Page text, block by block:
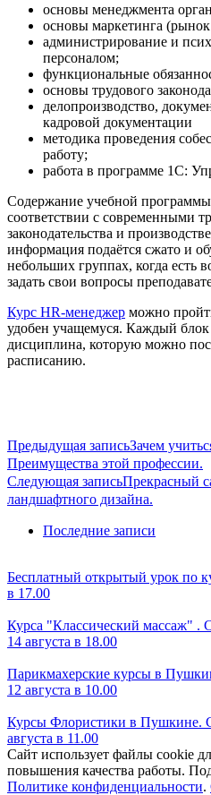
основы менеджмента
основы маркетинга
администрирование и
персоналом;
функциональные
основы трудового
делопроизводство,
кадровой документации
методика проведения
работу;
работа в программе 1С:
Содержание учебной программы
соответствии с современными
законодательства и
информация подаётся сжато и
небольших группах, когда есть
задать свои вопросы
Курс HR-менеджер можно
удобен учащемуся. Каждый
дисциплина, которую можно
расписанию.
Предыдущая записьЗачем
Преимущества этой профессии.
Следующая записьПрекрасный
ландшафтного дизайна.
Последние записи
Бесплатный открытый урок по
в 17.00
Курса "Классический массаж"
14 августа в 18.00
Парикмахерские курсы в
12 августа в 10.00
Курсы Флористики в Пушкине.
августа в 11.00
Сайт использует файлы cookie
повышения качества работы.
Политике конфиденциальности.